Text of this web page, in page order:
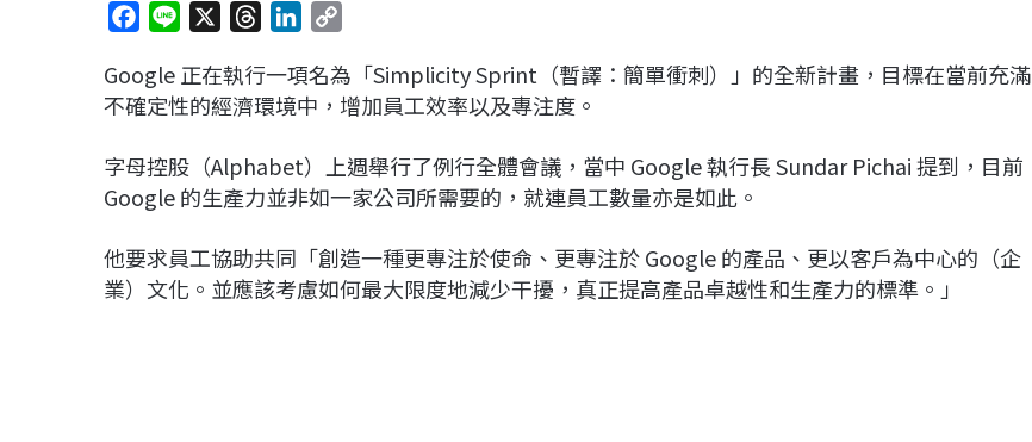
c
e
o
o
n
e
r
e
d
s
n
k
d
I
p
y
i
n
Google 正在執行一項名為「Simplicity Sprint（暫譯：簡單衝刺）」的全新計畫，目標在當前充滿
不確定性的經濟環境中，增加員工效率以及專注度。
字母控股（Alphabet）上週舉行了例行全體會議，當中 Google 執行長 Sundar Pichai 提到，目前
Google 的生產力並非如一家公司所需要的，就連員工數量亦是如此。
他要求員工協助共同「創造一種更專注於使命、更專注於 Google 的產品、更以客戶為中心的（企
業）文化。並應該考慮如何最大限度地減少干擾，真正提高產品卓越性和生產力的標準。」